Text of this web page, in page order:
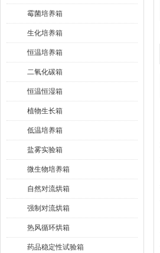
霉菌培养箱
生化培养箱
恒温培养箱
二氧化碳箱
恒温恒湿箱
植物生长箱
低温培养箱
盐雾实验箱
微生物培养箱
自然对流烘箱
强制对流烘箱
热风循环烘箱
药品稳定性试验箱